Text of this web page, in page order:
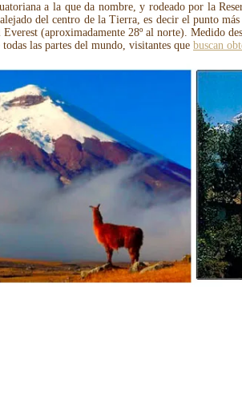
a la que da nombre, y rodeado por la
del centro de la Tierra, es decir el punto
(aproximadamente 28º al norte). Medido
las partes del mundo, visitantes que buscan